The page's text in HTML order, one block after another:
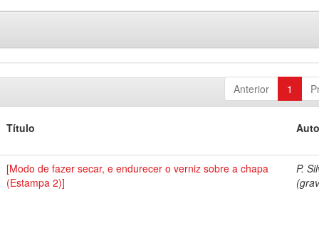
Anterior 1
Título
[Modo de fazer secar, e endurecer o verniz sobre a chapa
(Estampa 2)]
P.